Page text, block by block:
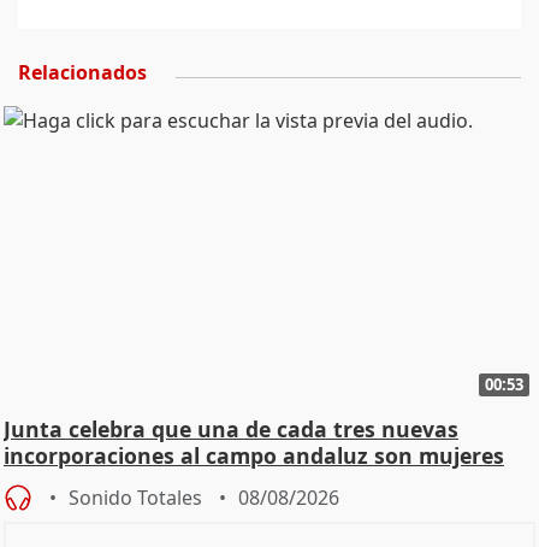
Relacionados
00:53
Junta celebra que una de cada tres nuevas
incorporaciones al campo andaluz son mujeres
jóvenes
Sonido Totales 08/08/2026